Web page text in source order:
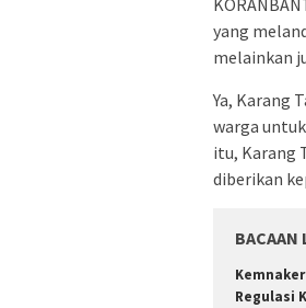
yang
melainkan
Ya, Karang
warga
itu, Karang
diberikan
BACAAN
Regulasi